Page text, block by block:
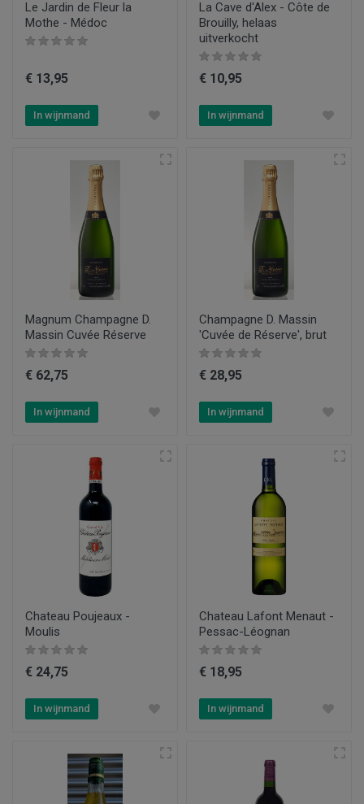
Le Jardin de Fleur la
Mothe - Médoc
€ 13,95
In wijnmand
La Cave d'Alex - Côte de
Brouilly, helaas
uitverkocht
€ 10,95
In wijnmand
Magnum Champagne D.
Massin Cuvée Réserve
€ 62,75
In wijnmand
Champagne D. Massin
'Cuvée de Réserve', brut
€ 28,95
In wijnmand
Chateau Poujeaux -
Moulis
€ 24,75
In wijnmand
Chateau Lafont Menaut -
Pessac-Léognan
€ 18,95
In wijnmand